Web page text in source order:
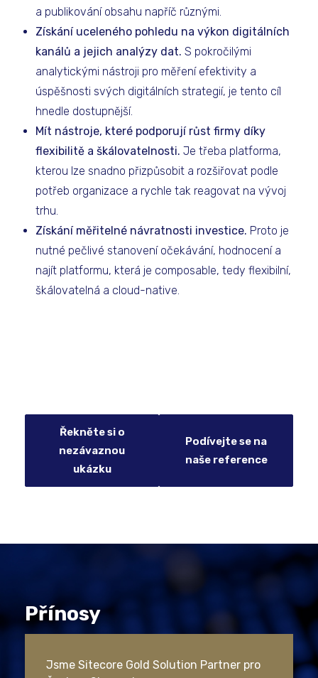
a publikování obsahu napříč různými.
Získání uceleného pohledu na výkon digitálních
kanálů a jejich analýzy dat. S pokročilými
analytickými nástroji pro měření efektivity a
úspěšnosti svých digitálních strategií, je tento cíl
hnedle dostupnější.
Mít nástroje, které podporují růst firmy díky
flexibilitě a škálovatelnosti. Je třeba platforma,
kterou lze snadno přizpůsobit a rozšiřovat podle
potřeb organizace a rychle tak reagovat na vývoj
trhu.
Získání měřitelné návratnosti investice. Proto je
nutné pečlivé stanovení očekávání, hodnocení a
najít platformu, která je composable, tedy flexibilní,
škálovatelná a cloud-native.
Řekněte si o
nezávaznou
ukázku
Podívejte se na
naše reference
Přínosy
Jsme Sitecore Gold Solution Partner pro